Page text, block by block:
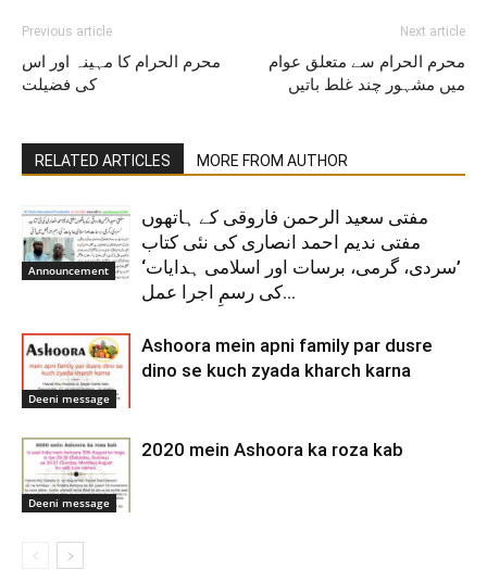
Previous article
محرم الحرام کا مہینہ اور اس
کی فضیلت
Next article
محرم الحرام سے متعلق عوام
میں مشہور چند غلط باتیں
RELATED ARTICLES MORE FROM AUTHOR
Announcement
مفتی سعید الرحمن فاروقی کے ہاتھوں
مفتی ندیم احمد انصاری کی نئی کتاب
’سردی، گرمی، برسات اور اسلامی ہدایات‘
کی رسمِ اجرا عمل...
Deeni message
Ashoora mein apni family par dusre
dino se kuch zyada kharch karna
Deeni message
2020 mein Ashoora ka roza kab